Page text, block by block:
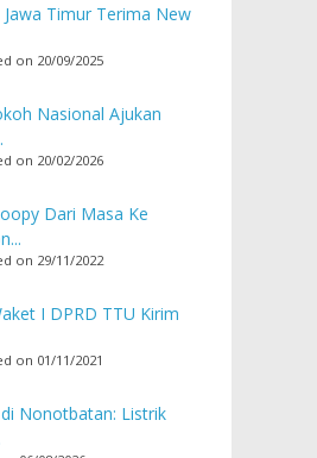
Timur Terima New
on 20/09/2025
Nasional Ajukan
on 20/02/2026
Dari Masa Ke
on 29/11/2022
I DPRD TTU Kirim
on 01/11/2021
Nonotbatan: Listrik